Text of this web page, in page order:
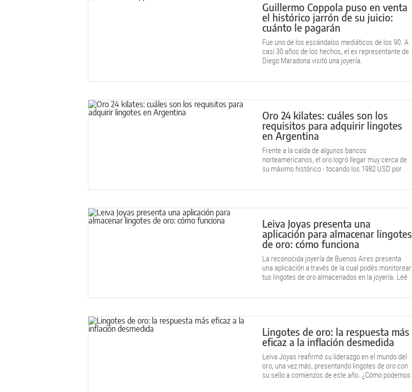
Guillermo Coppola puso en venta
el histórico jarrón de su juicio:
cuánto le pagarán
Fue uno de los escándalos mediáticos de los 90. A
casi 30 años de los hechos, el ex representante de
Diego Maradona visitó una joyería.
Oro 24 kilates: cuáles son los
requisitos para adquirir lingotes
en Argentina
Frente a la caída de algunos bancos
norteamericanos, el oro logró llegar muy cerca de
su máximo histórico - tocando los 1982 USD por
Leiva Joyas presenta una
aplicación para almacenar lingotes
de oro: cómo funciona
La reconocida joyería de Buenos Aires presenta
una aplicación a través de la cual podés monitorear
tus lingotes de oro almacenados en la joyería. Leé
Lingotes de oro: la respuesta más
eficaz a la inflación desmedida
Leiva Joyas reafirmó su liderazgo en el mundo del
oro, una vez más, presentando lingotes de oro con
su sello a comienzos de este año. ¿Cómo podemos